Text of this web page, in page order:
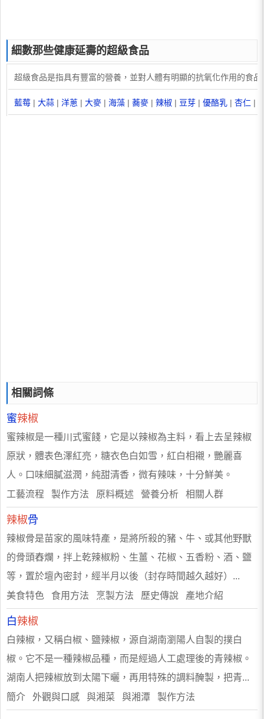
細數那些健康延壽的超級食品
超級食品是指具有豐富的營養，並對人體有明顯的抗氧化作用的食
藍莓 | 大蒜 | 洋蔥 | 大麥 | 海藻 | 蕎麥 | 辣椒 | 豆芽 | 優酪乳 | 杏仁 |
相關詞條
蜜辣椒
蜜辣椒是一種川式蜜餞，它是以辣椒為主料，看上去呈辣椒
原狀，體表色澤紅亮，糖衣色白如雪，紅白相襯，艷麗喜
人。口味細膩滋潤，純甜清香，微有辣味，十分鮮美。
工藝流程 製作方法 原料概述 營養分析 相關人群
辣椒骨
辣椒骨是苗家的風味特產，是將所殺的豬、牛、或其他野獸
的骨頭舂爛，拌上乾辣椒粉、生薑、花椒、五香粉、酒、鹽
等，置於壇內密封，經半月以後（封存時間越久越好）...
美食特色 食用方法 烹製方法 歷史傳說 產地介紹
白辣椒
白辣椒，又稱白椒、鹽辣椒，源自湖南瀏陽人自製的撲白
椒。它不是一種辣椒品種，而是經過人工處理後的青辣椒。
湖南人把辣椒放到太陽下曬，再用特殊的調料醃製，把青...
簡介 外觀與口感 與湘菜 與湘潭 製作方法